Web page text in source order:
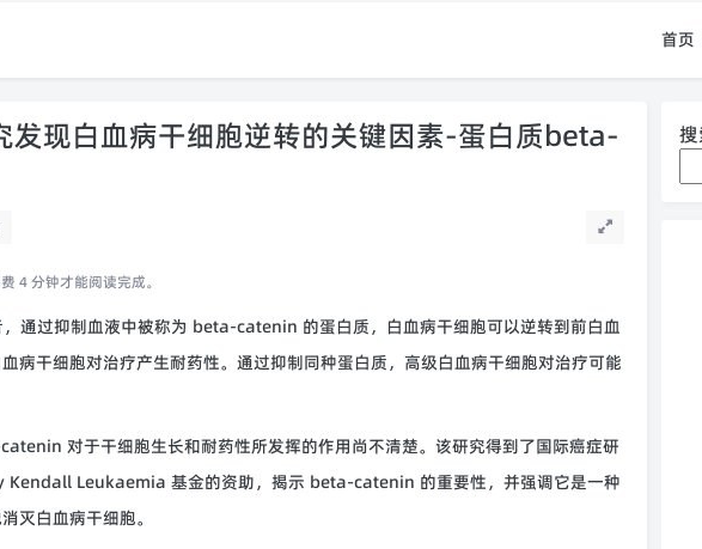
首页
发现白血病干细胞逆转的关键因素-蛋白质beta-
4 分钟才能阅读完成。
通过抑制血液中被称为 beta-catenin 的蛋白质，白血病干细胞可以逆转到前白血
病干细胞对治疗产生耐药性。通过抑制同种蛋白质，高级白血病干细胞对治疗可能
对于干细胞生长和耐药性所发挥的作用尚不清楚。该研究得到了国际癌症研
Kendall Leukaemia 基金的资助，揭示 beta-catenin 的重要性，并强调它是一种
灭白血病干细胞。